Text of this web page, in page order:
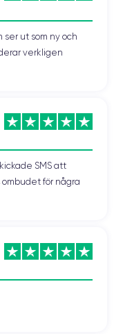
ser ut som ny och
verkligen
SMS att
för några